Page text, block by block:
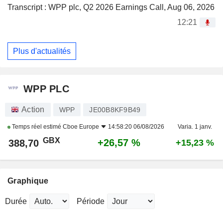
Transcript : WPP plc, Q2 2026 Earnings Call, Aug 06, 2026
12:21
Plus d'actualités
WPP PLC
Action WPP JE00B8KF9B49
Temps réel estimé Cboe Europe 14:58:20 06/08/2026 Varia. 1 janv.
388,70 GBX +26,57 % +15,23 %
Graphique
Durée Période